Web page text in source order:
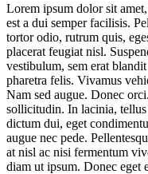
Lorem ipsum dolor sit
est a dui semper facilisis.
tortor odio, rutrum quis,
placerat feugiat nisl.
vestibulum, sem erat
pharetra felis. Vivamus
Nam sed augue. Donec
sollicitudin. In lacinia,
dictum dui, eget
augue nec pede.
at nisl ac nisi fermentum
diam ut ipsum. Donec eget